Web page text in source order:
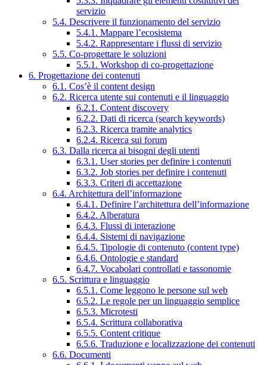
servizio
5.4. Descrivere il funzionamento del servizio
5.4.1. Mappare l’ecosistema
5.4.2. Rappresentare i flussi di servizio
5.5. Co-progettare le soluzioni
5.5.1. Workshop di co-progettazione
6. Progettazione dei contenuti
6.1. Cos’è il content design
6.2. Ricerca utente sui contenuti e il linguaggio
6.2.1. Content discovery
6.2.2. Dati di ricerca (search keywords)
6.2.3. Ricerca tramite analytics
6.2.4. Ricerca sui forum
6.3. Dalla ricerca ai bisogni degli utenti
6.3.1. User stories per definire i contenuti
6.3.2. Job stories per definire i contenuti
6.3.3. Criteri di accettazione
6.4. Architettura dell’informazione
6.4.1. Definire l’architettura dell’informazione
6.4.2. Alberatura
6.4.3. Flussi di interazione
6.4.4. Sistemi di navigazione
6.4.5. Tipologie di contenuto (content type)
6.4.6. Ontologie e standard
6.4.7. Vocabolari controllati e tassonomie
6.5. Scrittura e linguaggio
6.5.1. Come leggono le persone sul web
6.5.2. Le regole per un linguaggio semplice
6.5.3. Microtesti
6.5.4. Scrittura collaborativa
6.5.5. Content critique
6.5.6. Traduzione e localizzazione dei contenuti
6.6. Documenti